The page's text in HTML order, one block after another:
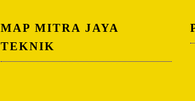
MAP MITRA JAYA
TEKNIK